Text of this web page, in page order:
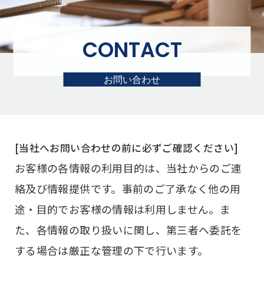
CONTACT
お問い合わせ
[当社へお問い合わせの前に必ずご確認ください]
お客様の各情報の利用目的は、当社からのご連
絡及び情報提供です。事前のご了承なく他の用
途・目的でお客様の情報は利用しません。 ま
た、各情報の取り扱いに関し、第三者へ委託を
する場合は厳正な管理の下で行います。